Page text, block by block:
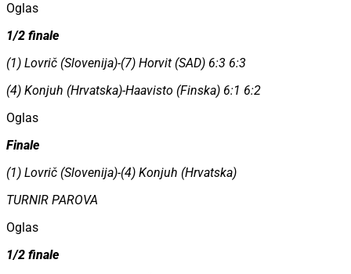
Oglas
1/2 finale
(1) Lovrič (Slovenija)-(7) Horvit (SAD) 6:3 6:3
(4) Konjuh (Hrvatska)-Haavisto (Finska) 6:1 6:2
Oglas
Finale
(1) Lovrič (Slovenija)-(4) Konjuh (Hrvatska)
TURNIR PAROVA
Oglas
1/2 finale